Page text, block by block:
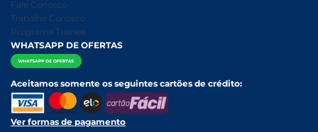
Relatório Transparência Salarial
Política de Pagamento
Fale Conosco
Trabalhe Conosco
Programa Trainee
WHATSAPP DE OFERTAS
Aceitamos somente os seguintes cartões de crédito:
Ver formas de pagamento